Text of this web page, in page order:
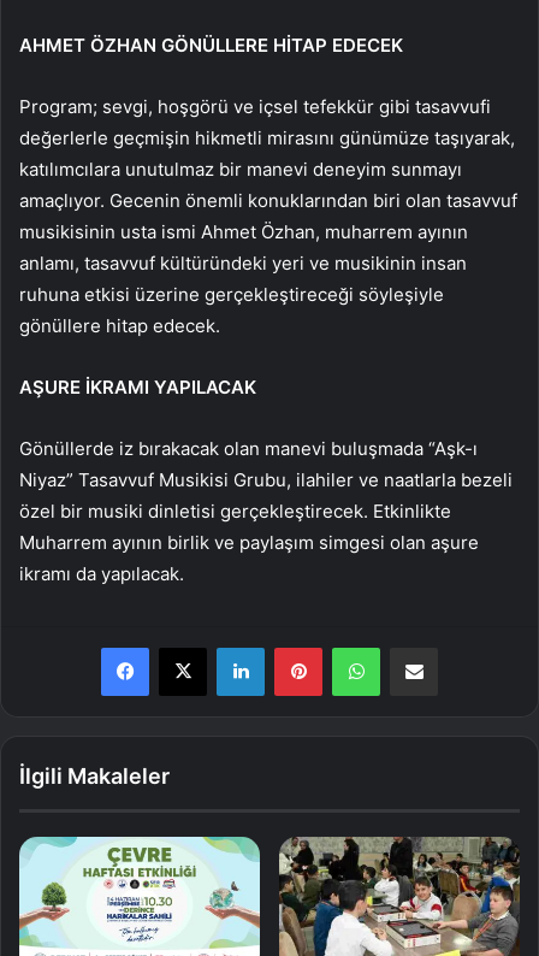
AHMET ÖZHAN GÖNÜLLERE HİTAP EDECEK
Program; sevgi, hoşgörü ve içsel tefekkür gibi tasavvufi
değerlerle geçmişin hikmetli mirasını günümüze taşıyarak,
katılımcılara unutulmaz bir manevi deneyim sunmayı
amaçlıyor. Gecenin önemli konuklarından biri olan tasavvuf
musikisinin usta ismi Ahmet Özhan, muharrem ayının
anlamı, tasavvuf kültüründeki yeri ve musikinin insan
ruhuna etkisi üzerine gerçekleştireceği söyleşiyle
gönüllere hitap edecek.
AŞURE İKRAMI YAPILACAK
Gönüllerde iz bırakacak olan manevi buluşmada “Aşk-ı
Niyaz” Tasavvuf Musikisi Grubu, ilahiler ve naatlarla bezeli
özel bir musiki dinletisi gerçekleştirecek. Etkinlikte
Muharrem ayının birlik ve paylaşım simgesi olan aşure
ikramı da yapılacak.
İlgili Makaleler